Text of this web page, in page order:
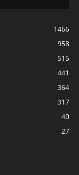
1466
958
515
441
364
317
40
27